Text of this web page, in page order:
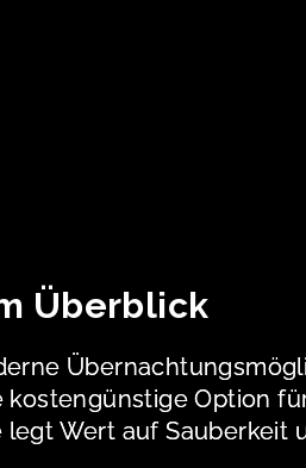
Überblick
Option
Wert auf